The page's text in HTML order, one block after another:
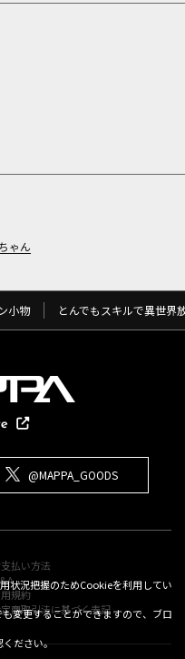
ゃん
小物 とんでもスキルで異世界
@MAPPA_GOODS
払い方法
規約
商取引法に基づく表記
状況把握のためCookieを利用してい
変更することができますので、ブロ
ださい。